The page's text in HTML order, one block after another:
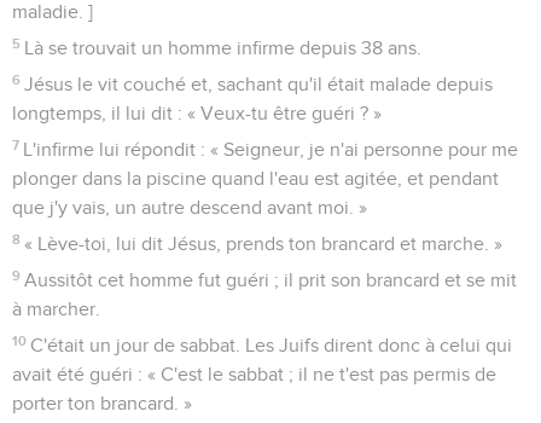
maladie. ]
5 Là se trouvait un homme infirme depuis 38 ans.
6 Jésus le vit couché et, sachant qu'il était malade depuis
longtemps, il lui dit : « Veux-tu être guéri ? »
7 L'infirme lui répondit : « Seigneur, je n'ai personne pour me
plonger dans la piscine quand l'eau est agitée, et pendant
que j'y vais, un autre descend avant moi. »
8 « Lève-toi, lui dit Jésus, prends ton brancard et marche. »
9 Aussitôt cet homme fut guéri ; il prit son brancard et se mit
à marcher.
10 C'était un jour de sabbat. Les Juifs dirent donc à celui qui
avait été guéri : « C'est le sabbat ; il ne t'est pas permis de
porter ton brancard. »